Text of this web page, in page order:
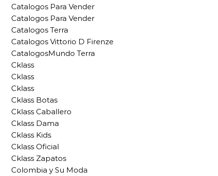
Catalogos Para Vender
Catalogos Para Vender
Catalogos Terra
Catalogos Vittorio D Firenze
CatalogosMundo Terra
Cklass
Cklass
Cklass
Cklass Botas
Cklass Caballero
Cklass Dama
Cklass Kids
Cklass Oficial
Cklass Zapatos
Colombia y Su Moda